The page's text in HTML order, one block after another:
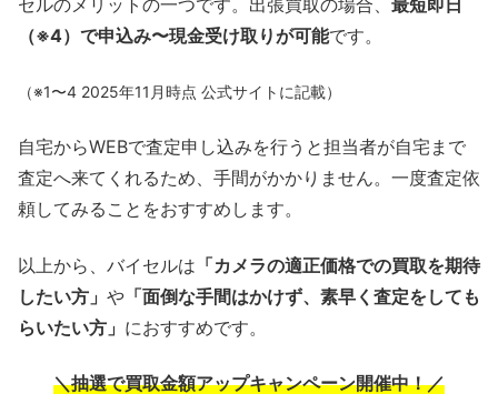
（※4）で申込み〜現金受け取りが可能です。
（※1〜4 2025年11月時点 公式サイトに記載）
自宅からWEBで査定申し込みを行うと担当者が自宅まで
査定へ来てくれるため、手間がかかりません。一度査定依
頼してみることをおすすめします。
以上から、バイセルは 「カメラの適正価格での買取を期待
したい方」 や 「面倒な手間はかけず、素早く査定をしても
らいたい方」 におすすめです。
＼抽選で買取金額アップキャンペーン開催中！／